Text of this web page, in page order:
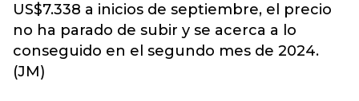
US$7.338 a inicios de septiembre, el precio
no ha parado de subir y se acerca a lo
conseguido en el segundo mes de 2024.
(JM)